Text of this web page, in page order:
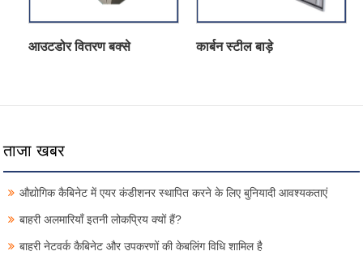
आउटडोर वितरण बक्से कार्बन स्टील बाड़े
ताजा खबर
औद्योगिक कैबिनेट में एयर कंडीशनर स्थापित करने के लिए बुनियादी आवश्यकताएं
बाहरी अलमारियाँ इतनी लोकप्रिय क्यों हैं?
बाहरी नेटवर्क कैबिनेट और उपकरणों की केबलिंग विधि शामिल है